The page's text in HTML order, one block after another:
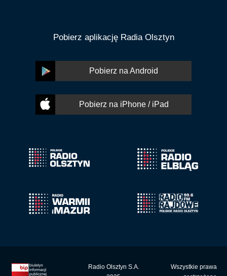
Pobierz aplikację Radia Olsztyn
Pobierz na Android
Pobierz na iPhone / iPad
Radio Olsztyn S.A.
Wszystkie prawa